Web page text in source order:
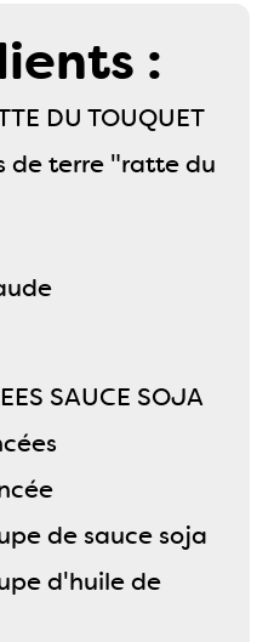
:
DU TOUQUET
de terre "ratte du
SAUCE SOJA
de sauce soja
d'huile de